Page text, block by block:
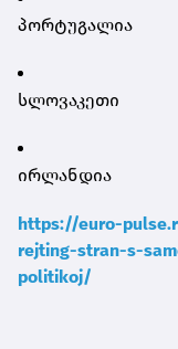
პორტუგალია
სლოვაკეთი
ირლანდია
https://euro-
rejting-stran-s-
politikoj/